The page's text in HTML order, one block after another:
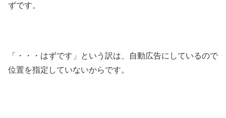
ずです。
「・・・はずです」という訳は、自動広告にしているので
位置を指定していないからです。